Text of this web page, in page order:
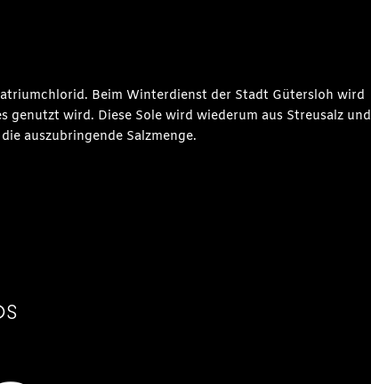
Beim Winterdienst der Stadt Gütersloh wird
genutzt wird. Diese Sole wird wiederum aus Streusalz und
auszubringende Salzmenge.